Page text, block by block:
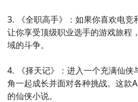
3. 《全职高手》：如果你喜欢电竞
让你享受顶级职业选手的游戏旅程
域的斗争。
4. 《择天记》：进入一个充满仙侠
角一起成长并面对各种挑战。这款
的仙侠小说。